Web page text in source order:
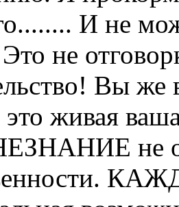
И не
не
Вы же
живая
не